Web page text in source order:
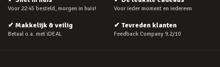
Voor 22:45 besteld, morgen in huis! Voor ieder moment en iedereen
✔ Makkelijk & veilig
Betaal o.a. met iDEAL
✔ Tevreden klanten
Feedback Company 9.2/10